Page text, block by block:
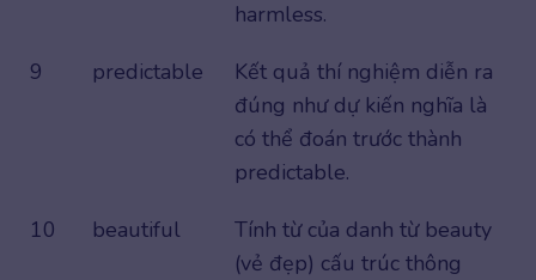
harmless.
9
predictable
Kết quả thí nghiệm diễn ra
đúng như dự kiến nghĩa là
có thể đoán trước thành
predictable.
10
beautiful
Tính từ của danh từ beauty
(vẻ đẹp) cấu trúc thông